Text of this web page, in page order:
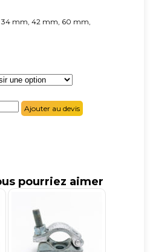
mm, 42 mm, 60 mm,
Ajouter au devis
pourriez aimer